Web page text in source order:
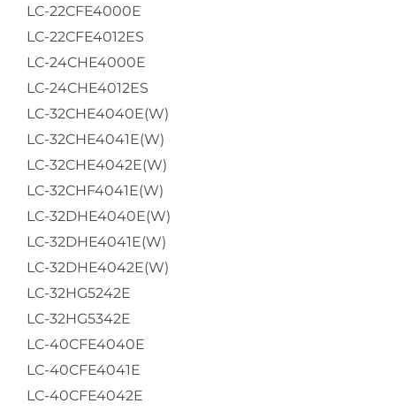
LC-22CFE4000E
LC-22CFE4012ES
LC-24CHE4000E
LC-24CHE4012ES
LC-32CHE4040E(W)
LC-32CHE4041E(W)
LC-32CHE4042E(W)
LC-32CHF4041E(W)
LC-32DHE4040E(W)
LC-32DHE4041E(W)
LC-32DHE4042E(W)
LC-32HG5242E
LC-32HG5342E
LC-40CFE4040E
LC-40CFE4041E
LC-40CFE4042E